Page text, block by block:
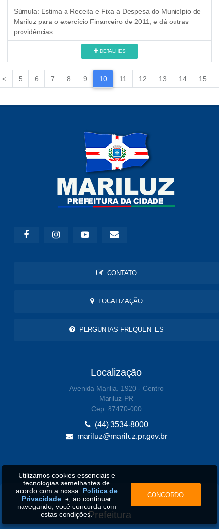
Súmula: Estima a Receita e Fixa a Despesa do Município de
Mariluz para o exercício Financeiro de 2011, e dá outras
providências.
DETALHES
< 5 6 7 8 9 10 11 12 13 14 15
CONTATO
LOCALIZAÇÃO
PERGUNTAS FREQUENTES
Localização
Avenida Marilia, 1920 - Centro
Mariluz-PR
Cep: 87470-000
(44) 3534-8000
mariluz@mariluz.pr.gov.br
Prefeitura
Utilizamos cookies essenciais e
tecnologias semelhantes de
acordo com a nossa Política de
Privacidadee, ao continuar
navegando, você concorda com
estas condições.
CONCORDO